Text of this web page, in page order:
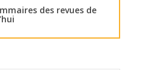
des revues de